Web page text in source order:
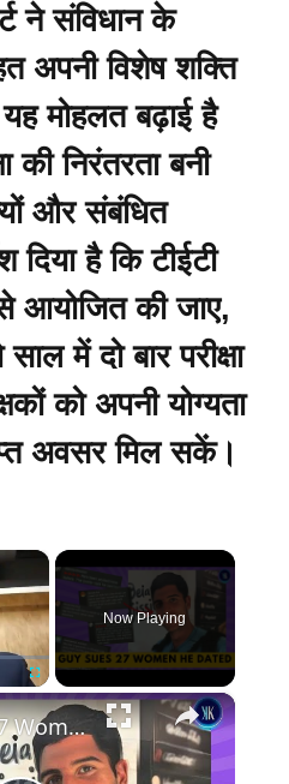
ने संविधान के
अपनी विशेष शक्ति
मोहलत बढ़ाई है
की निरंतरता बनी
और संबंधित
दिया है कि टीईटी
से आयोजित की जाए,
में दो बार परीक्षा
को अपनी योग्यता
अवसर मिल सकें।
×
Fullscreen
Now Playing
×
Man Sues 27 Women For Their Bad Date Reviews